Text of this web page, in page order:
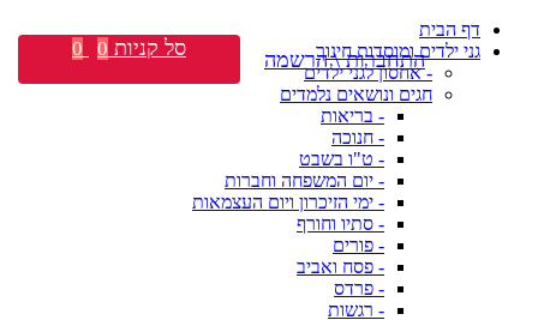
דף הבית
גני ילדים ומוסדות חינוך
- אחסון לגני ילדים
חגים ונושאים נלמדים
- בריאות
- חנוכה
- ט"ו בשבט
- יום המשפחה וחברות
- ימי הזיכרון ויום העצמאות
- סתיו וחורף
- פורים
- פסח ואביב
- פרדס
- רגשות
התחברות \ הרשמה סל קניות 0
0